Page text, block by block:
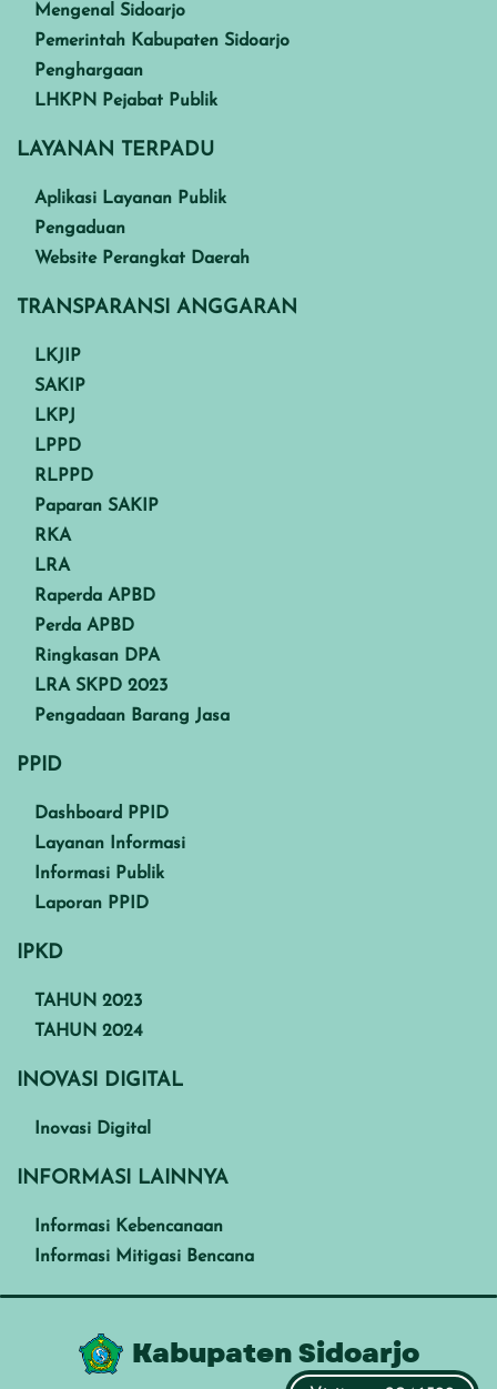
Mengenal Sidoarjo
Pemerintah Kabupaten Sidoarjo
Penghargaan
LHKPN Pejabat Publik
LAYANAN TERPADU
Aplikasi Layanan Publik
Pengaduan
Website Perangkat Daerah
TRANSPARANSI ANGGARAN
LKJIP
SAKIP
LKPJ
LPPD
RLPPD
Paparan SAKIP
RKA
LRA
Raperda APBD
Perda APBD
Ringkasan DPA
LRA SKPD 2023
Pengadaan Barang Jasa
PPID
Dashboard PPID
Layanan Informasi
Informasi Publik
Laporan PPID
IPKD
TAHUN 2023
TAHUN 2024
INOVASI DIGITAL
Inovasi Digital
INFORMASI LAINNYA
Informasi Kebencanaan
Informasi Mitigasi Bencana
Kabupaten Sidoarjo